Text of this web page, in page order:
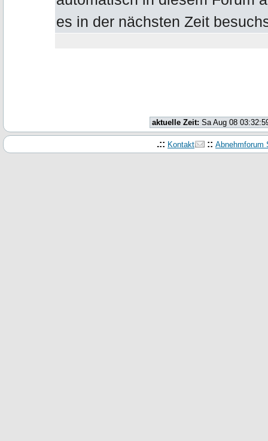
es in der nächsten Zeit
aktuelle Zeit: Sa Aug 08
.:: Kontakt :: Abnehmforum